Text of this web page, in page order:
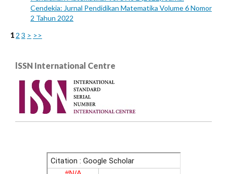
Cendekia: Jurnal Pendidikan Matematika Volume 6 Nomor
2 Tahun 2022
1 2 3 > >>
lSSN International Centre